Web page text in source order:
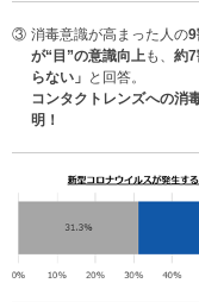
③ 消毒意識が高まった人の9
が“目”の意識向上も、 約7
らない」 と回答。
コンタクトレンズへの消
明！